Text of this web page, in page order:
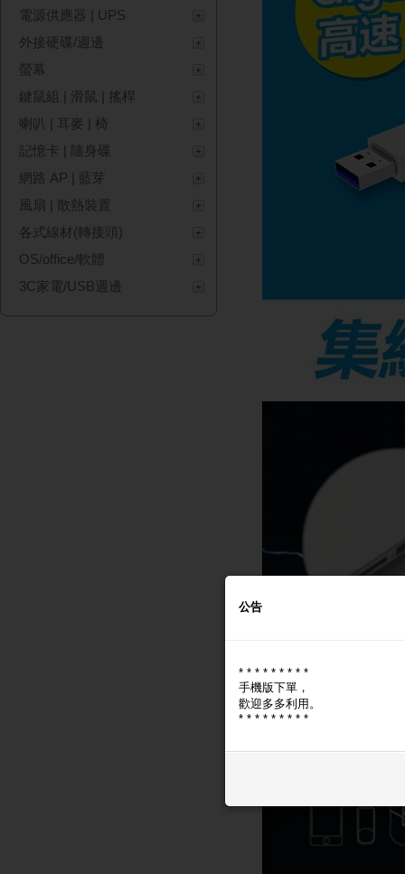
電源供應器 | UPS
外接硬碟/週邊
螢幕
鍵鼠組 | 滑鼠 | 搖桿
喇叭 | 耳麥 | 椅
記憶卡 | 隨身碟
網路 AP | 藍芽
風扇 | 散熱裝置
各式線材(轉接頭)
OS/office/軟體
3C家電/USB週邊
公告
* * * * * * * * *
手機版下單，
歡迎多多利用。
* * * * * * * * *